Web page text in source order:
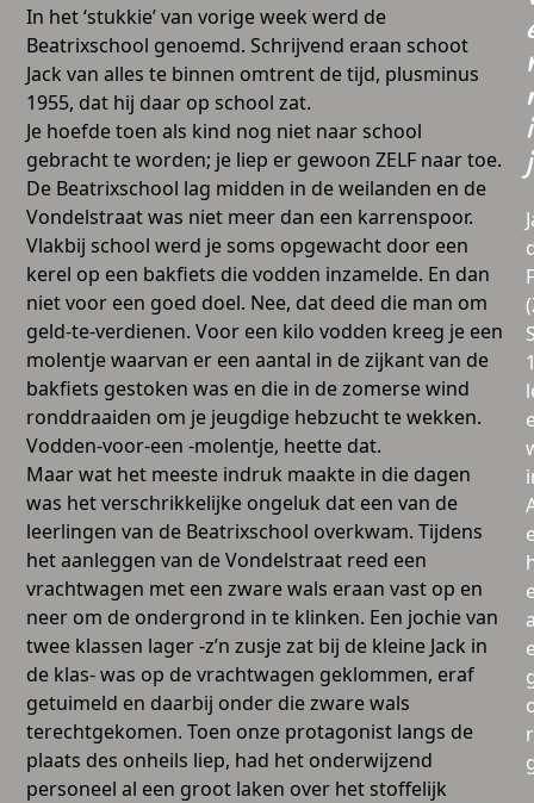
In het ‘stukkie’ van vorige week werd de
Beatrixschool genoemd. Schrijvend eraan schoot
Jack van alles te binnen omtrent de tijd, plusminus
1955, dat hij daar op school zat.
Je hoefde toen als kind nog niet naar school
gebracht te worden; je liep er gewoon ZELF naar toe.
De Beatrixschool lag midden in de weilanden en de
Vondelstraat was niet meer dan een karrenspoor.
Vlakbij school werd je soms opgewacht door een
kerel op een bakfiets die vodden inzamelde. En dan
niet voor een goed doel. Nee, dat deed die man om
geld-te-verdienen. Voor een kilo vodden kreeg je een
molentje waarvan er een aantal in de zijkant van de
bakfiets gestoken was en die in de zomerse wind
ronddraaiden om je jeugdige hebzucht te wekken.
Vodden-voor-een -molentje, heette dat.
Maar wat het meeste indruk maakte in die dagen
was het verschrikkelijke ongeluk dat een van de
leerlingen van de Beatrixschool overkwam. Tijdens
het aanleggen van de Vondelstraat reed een
vrachtwagen met een zware wals eraan vast op en
neer om de ondergrond in te klinken. Een jochie van
twee klassen lager -z’n zusje zat bij de kleine Jack in
de klas- was op de vrachtwagen geklommen, eraf
getuimeld en daarbij onder die zware wals
terechtgekomen. Toen onze protagonist langs de
plaats des onheils liep, had het onderwijzend
personeel al een groot laken over het stoffelijk
i
j